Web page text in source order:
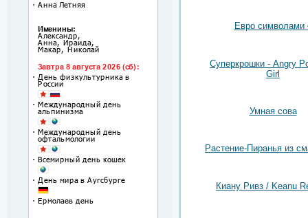
Евро символами
Суперкрошки - Angry
Girl
Умная сова
Растение-Пиранья из
Киану Ривз / Keanu